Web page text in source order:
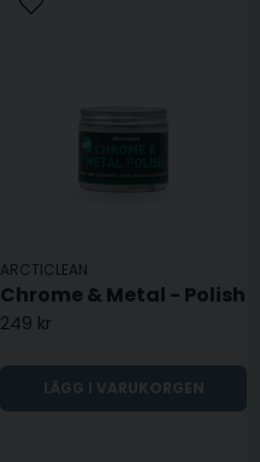
ARCTICLEAN
Chrome & Metal - Polish
249 kr
LÄGG I VARUKORGEN